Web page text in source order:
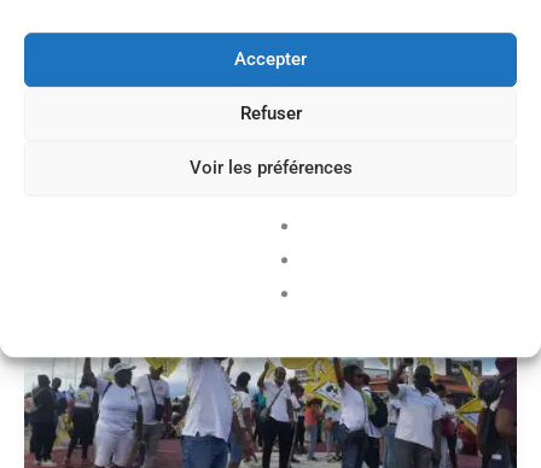
Accepter
Refuser
Voir les préférences
Récent,SPEG Info
SPEG INFO RENDEZ-VOUS DE
CARRIÈRE SECOND DEGRÉ